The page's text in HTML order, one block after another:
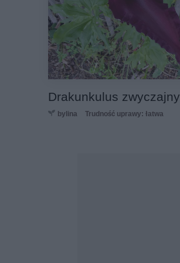
Drakunkulus zwyczajny
bylina Trudność uprawy: łatwa